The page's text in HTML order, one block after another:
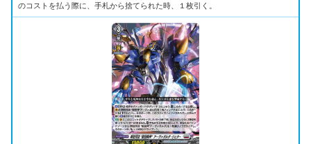
のコストを払う際に、手札から捨てられた時、１枚引く。